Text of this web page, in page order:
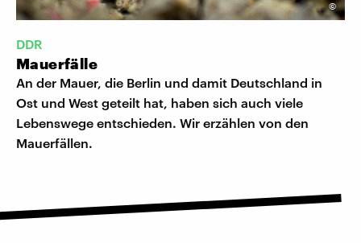
©
DDR
Mauerfälle
An der Mauer, die Berlin und damit Deutschland in
Ost und West geteilt hat, haben sich auch viele
Lebenswege entschieden. Wir erzählen von den
Mauerfällen.